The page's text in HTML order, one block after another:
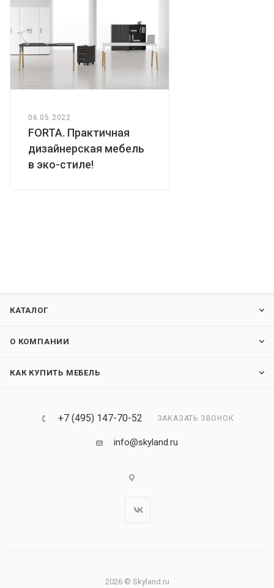
06.05.2022
FORTA. Практичная
дизайнерская мебель
в эко-стиле!
КАТАЛОГ
О КОМПАНИИ
КАК КУПИТЬ МЕБЕЛЬ
+7 (495) 147-70-52 ЗАКАЗАТЬ ЗВОНОК
info@skyland.ru
2026 © Skyland.ru